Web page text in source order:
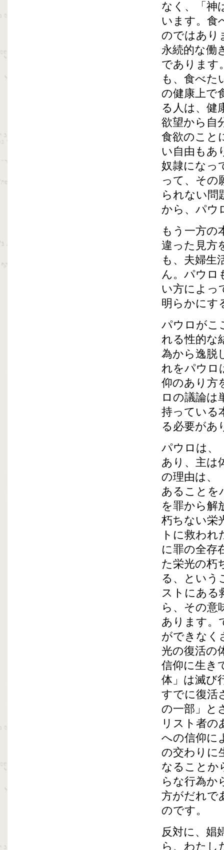
なく、「神
います。食
のではあり
永続的な働
であります
も、食べた
の健康上で
る人は、健
欲望から自
食欲のこと
い自由もあ
奴隷になっ
って、その
られない問
から、パウ
もう一方の
違った見方
も、夫婦生
ん。パウロ
い方によっ
明らかにす
パウロがこ
れる性的な
為から逸脱
れをパウロ
仰のあり方
ロの議論は
持っている
る必要があ
パウロは、
あり、主は
の理由は、
あることを
を罪から解
朽ちない栄
トに救わ
に罪の全存
た栄光の朽
る、という
ストにある
ら、その意
あります。
ができなく
光の復活の
信仰に生き
体」は滅び
すでに復活
の一部」と
リスト者の
への信仰に
の交わりに
なることか
らな行為か
方がだれで
のです。
反対に、娼
ら、わたし